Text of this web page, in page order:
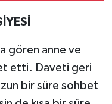
gören anne ve
etti. Daveti geri
bir süre sohbet